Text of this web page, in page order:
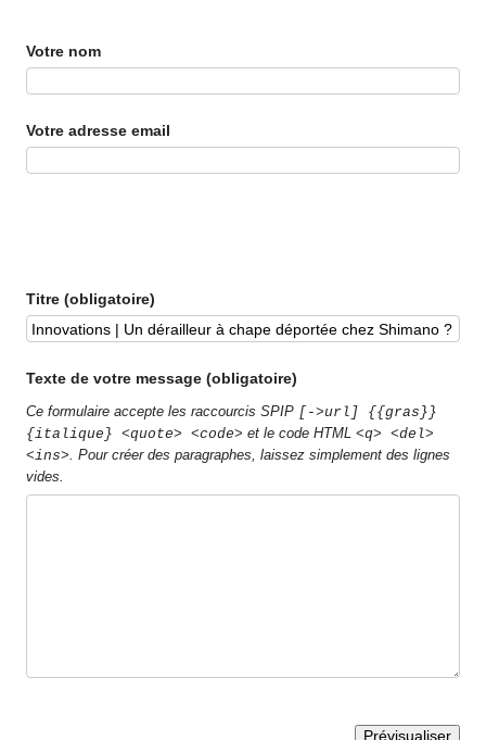
Votre nom
Votre adresse email
Titre (obligatoire)
Texte de votre message (obligatoire)
Ce formulaire accepte les raccourcis SPIP [->url] {{gras}}
{italique} <quote> <code> et le code HTML<q> <del>
<ins>. Pour créer des paragraphes, laissez simplement des lignes
vides.